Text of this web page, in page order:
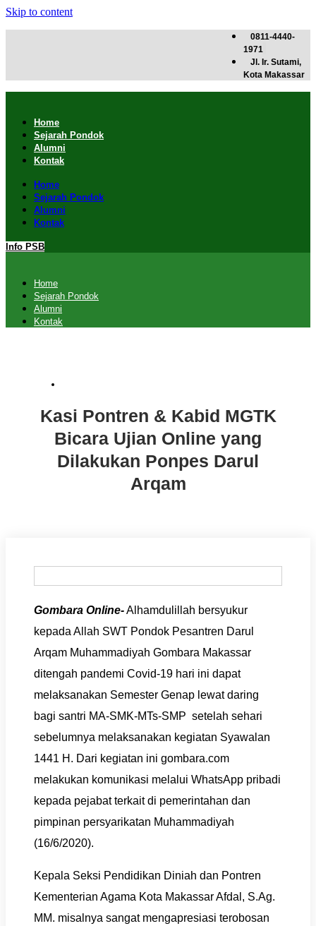
Skip to content
0811-4440-
1971
Jl. Ir. Sutami,
Kota Makassar
Home
Sejarah Pondok
Alumni
Kontak
Home
Sejarah Pondok
Alumni
Kontak
Info PSB
Home
Sejarah Pondok
Alumni
Kontak
Kasi Pontren & Kabid MGTK
Bicara Ujian Online yang
Dilakukan Ponpes Darul
Arqam
Gombara Online-Alhamdulillah bersyukur
kepada Allah SWT Pondok Pesantren Darul
Arqam Muhammadiyah Gombara Makassar
ditengah pandemi Covid-19 hari ini dapat
melaksanakan Semester Genap lewat daring
bagi santri MA-SMK-MTs-SMP setelah sehari
sebelumnya melaksanakan kegiatan Syawalan
1441 H. Dari kegiatan ini gombara.com
melakukan komunikasi melalui WhatsApp pribadi
kepada pejabat terkait di pemerintahan dan
pimpinan persyarikatan Muhammadiyah
(16/6/2020).
Kepala Seksi Pendidikan Diniah dan Pontren
Kementerian Agama Kota Makassar Afdal, S.Ag.
MM. misalnya sangat mengapresiasi terobosan